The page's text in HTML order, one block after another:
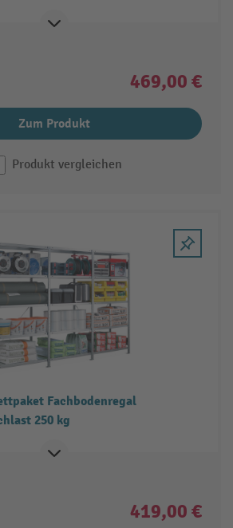
469,00 €
Zum Produkt
Produkt vergleichen
Fachbodenregal
250 kg
419,00 €